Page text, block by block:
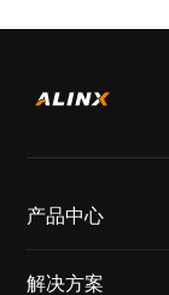
产品中心
解决方案